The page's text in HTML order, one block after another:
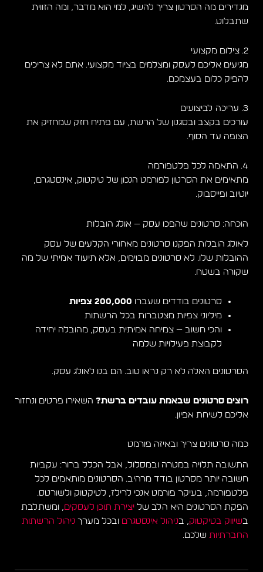
מגדירים מה הסרטון צריך להשיג, למי הוא מדבר, ומה הזווית
שתבלוט.
2. צילום מקצועי
מגיעים אליכם לעסק ומצלמים בציוד מקצועי. אתם לא צריכים
להפיק כלום בעצמכם.
3. עריכה לביצועים
עורכים בקצב ובסגנון של הרשת, עם פתיח חזק שמחזיק את
הצופה עד הסוף.
4. התאמה לכל פלטפורמה
מתאימים את הסרטון לפורמט הנכון של טיקטוק, אינסטגרם,
יוטיוב ופייסבוק.
הוכחה: סרטונים שהפכו עסק — אולג הובלות
לאולג הובלות הפקנו סרטונים מאחורי הקלעים של עסק
ההובלות שלו. לא סרטונים מבוימים, אלא תיעוד אמיתי של מה
שקורה בשטח.
סרטונים בודדים שעברו 200,000 צפיות
מיליוני צפיות מצטברות בכל הרשתות
והכי חשוב — צמיחה אמיתית בעסק, מהובלה יחידה
לקבוצת פעילויות שלמה
הסרטונים האלה לא רק נראו טוב. הם בנו לאולג עסק.
רוצים סרטונים שבאמת עובדים ברשת? השאירו פרטים ונחזור
אליכם לשיחת אפיון.
כמה סרטונים צריך ובאיזה פורמט
התשובה תלויה במטרה ובמסלול, אבל הכלל ברור: עקביות
חשובה יותר מסרטון בודד מרהיב. הסרטונים מותאמים לכל
פלטפורמה, בעיקר פורמט אנכי לרילז, לטיקטוק ולשורטס.
הפקת הסרטונים היא הלב של יצירת תוכן לעסקים , ומשתלבת
בשיווק בטיקטוק , בניהול אינסטגרם ובכל מערך ניהול הרשתות
החברתיות שלכם.